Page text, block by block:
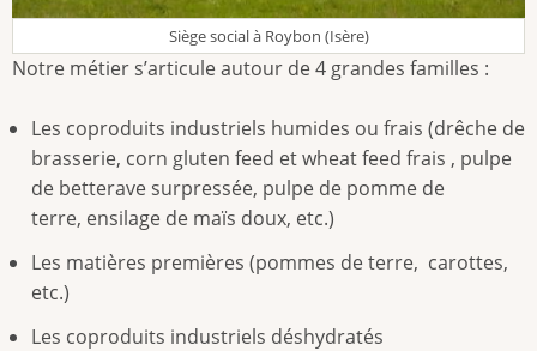
Siège social à Roybon (Isère)
Notre métier s’articule autour de 4 grandes familles :
Les coproduits industriels humides ou frais (drêche de
brasserie, corn gluten feed et wheat feed frais , pulpe
de betterave surpressée, pulpe de pomme de
terre, ensilage de maïs doux, etc.)
Les matières premières (pommes de terre, carottes,
etc.)
Les coproduits industriels déshydratés